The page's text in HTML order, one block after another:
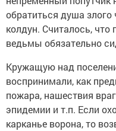
обратиться душа
колдун. Считалось,
ведьмы обязательно
Кружащую над
воспринимали, как
пожара, нашествия
эпидемии и т.п. Если
карканье ворона, то